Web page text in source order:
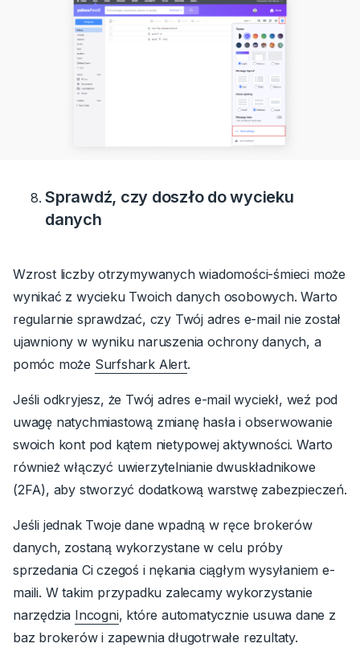
Sprawdź, czy doszło do wycieku
danych
Wzrost liczby otrzymywanych wiadomości-śmieci może
wynikać z wycieku Twoich danych osobowych. Warto
regularnie sprawdzać, czy Twój adres e-mail nie został
ujawniony w wyniku naruszenia ochrony danych, a
pomóc może Surfshark Alert.
Jeśli odkryjesz, że Twój adres e-mail wyciekł, weź pod
uwagę natychmiastową zmianę hasłai obserwowanie
swoich kont pod kątem nietypowej aktywności. Warto
również włączyć uwierzytelnianie dwuskładnikowe
(2FA), aby stworzyć dodatkową warstwę zabezpieczeń.
Jeśli jednak Twoje dane wpadną w ręce brokerów
danych, zostaną wykorzystane w celu próby
sprzedania Ci czegoś i nękania ciągłym wysyłaniem e-
maili. W takim przypadku zalecamy wykorzystanie
narzędzia Incogni, które automatycznie usuwa dane z
baz brokerów i zapewnia długotrwałe rezultaty.